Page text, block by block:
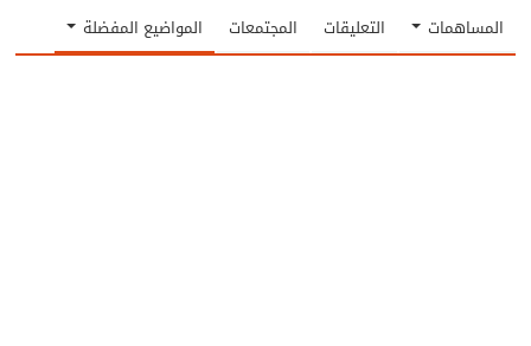
المساهمات التعليقات المجتمعات المواضيع المفضلة